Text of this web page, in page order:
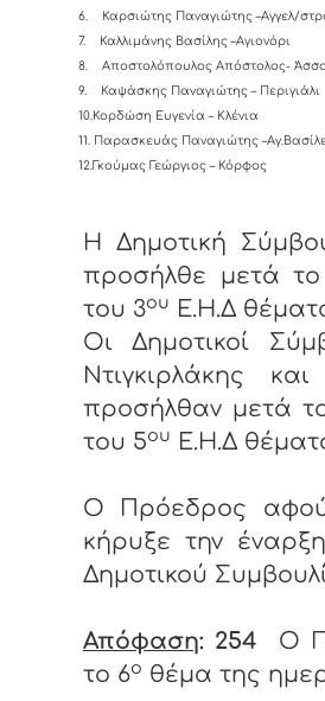
6.
Καρσιώτης Παναγιώτης –Αγγελ/
7.
Καλλιμάνης Βασίλης –Αγιονόρι
8.
Αποστολόπουλος Απόστολος-
9.
Καψάσκης Παναγιώτης – Περιγιάλι
10.Κορδώση Ευγενία – Κλένια
11. Παρασκευάς Παναγιώτης
12.Γκούμας Γεώργιος – Κόρφος
Η Δημοτική
προσήλθε μετά
του 3ου
Ε.Η.Δ
Οι Δημοτικοί
Ντιγκιρλάκης
προσήλθαν μετά
του 5ου Ε.Η.Δ
Ο Πρόεδρος
κήρυξε την
Δημοτικού
Απόφαση: 254 Ο
το 6ο θέμα της